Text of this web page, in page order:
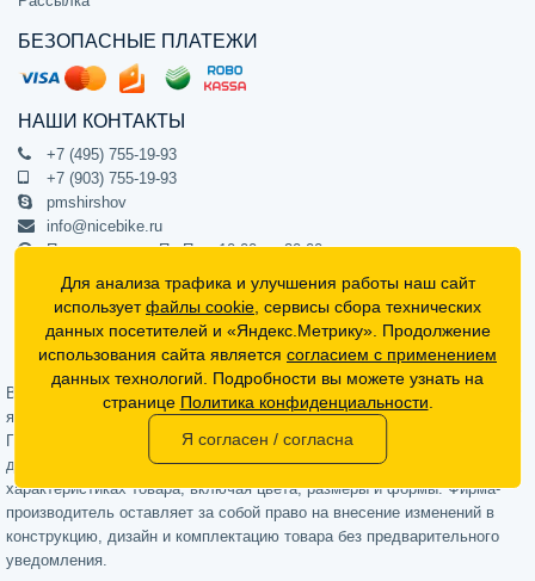
БЕЗОПАСНЫЕ ПЛАТЕЖИ
НАШИ КОНТАКТЫ
+7 (495) 755-19-93
+7 (903) 755-19-93
pmshirshov
info@nicebike.ru
Прием звонков Пн-Пт с 10:00 до 20:00
ПВЗ Пн-Пт с 10:00 до 20:00
г. Москва, ул. Барклая 13с1
подъезд 1, цокольный этаж, офис 1
Официальный интернет-магазин NiceBike © 2012 - 2026
Вся информация на сайте носит ознакомительный характер, не
является публичной офертой (определяемой положениями Статьи 437
Гражданского кодекса РФ) и не может в полной мере передавать
достоверную информацию о свойствах, комплектации и
характеристиках товара, включая цвета, размеры и формы. Фирма-
производитель оставляет за собой право на внесение изменений в
конструкцию, дизайн и комплектацию товара без предварительного
уведомления.
Для анализа трафика и улучшения работы наш сайт
используетфайлы cookie , сервисы сбора технических
данных посетителей и «Яндекс.Метрику». Продолжение
использования сайта является согласием с применением
данных технологий. Подробности вы можете узнать на
странице Политика конфиденциальности
Я согласен / согласна